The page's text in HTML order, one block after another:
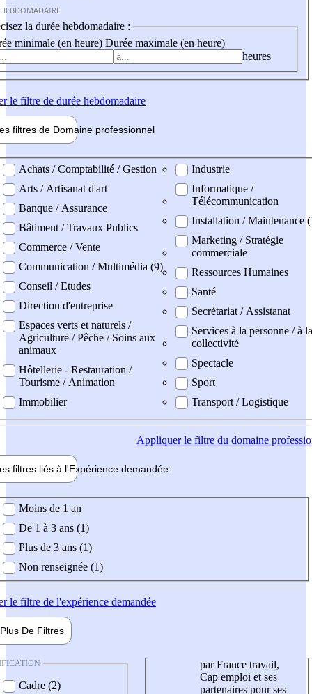
la durée hebdomadaire :
minimale (en heure) Durée maximale (en heure)
heures
le filtre de durée hebdomadaire
filtres de Domaine professionnel
professionel
Achats / Comptabilité / Gestion
Arts / Artisanat d'art
Banque / Assurance
Bâtiment / Travaux Publics
Commerce / Vente
Communication / Multimédia (9)
Conseil / Etudes
Direction d'entreprise
Espaces verts et naturels /
Agriculture / Pêche / Soins aux
animaux
Hôtellerie - Restauration /
Tourisme / Animation
Immobilier
Industrie
Informatique /
Télécommunication
Installation / Maintenance
Marketing / Stratégie
commerciale
Ressources Humaines
Santé
Secrétariat / Assistanat
Services à la personne / à la
collectivité
Spectacle
Sport
Transport / Logistique
Appliquerle filtre du domaine
filtres liés à l'Expérience demandée
demandée
Moins de 1 an
De 1 à 3 ans (1)
Plus de 3 ans (1)
Non renseignée (1)
le filtre de l'expérience demandée
Plus De Filtres
Cadre (2)
par France travail,
Cap emploi et ses
partenaires pour ses